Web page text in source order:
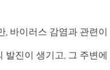
바이러스 감염과 관련
진이 생기고, 그 주변